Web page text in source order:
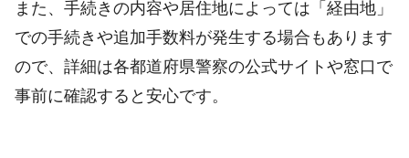
また、手続きの内容や居住地によっては「経由地」
での手続きや追加手数料が発生する場合もあります
ので、詳細は各都道府県警察の公式サイトや窓口で
事前に確認すると安心です。